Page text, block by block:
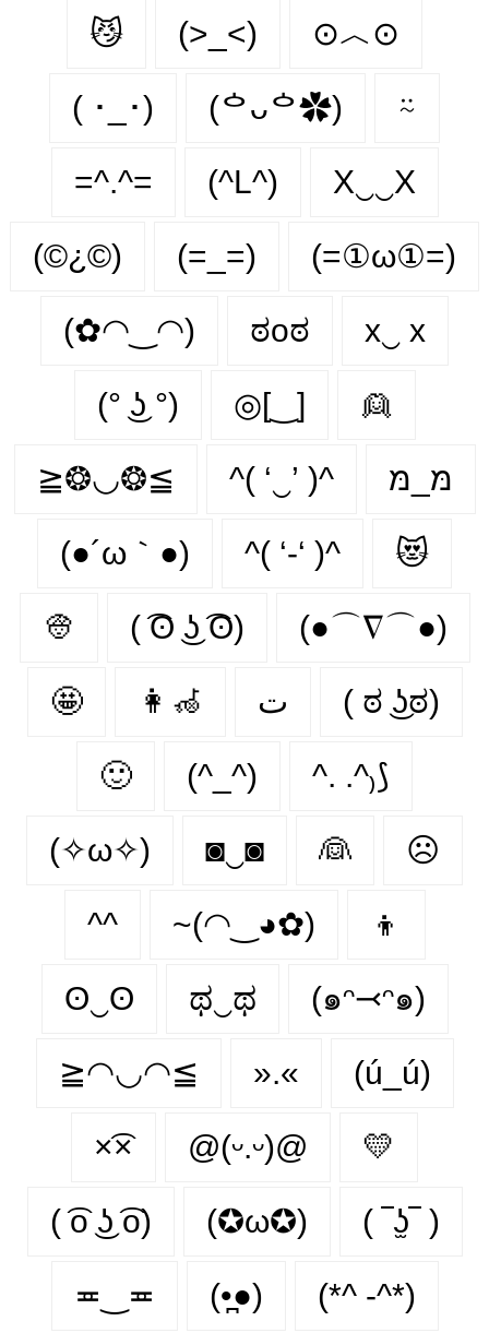
😼 (>_<) ⊙︿⊙
( ･_･) (ᅌᴗᅌ✿) ⍨
=^.^= (^L^) X‿‿X
(©¿©) (=_=) (=①ω①=)
(✿◠‿◠) ಠoಠ x‿ х
(° ͜ʖ °) ◎[‿] 👱
≧❂◡❂≦ ^( ‘‿’ )^ מּ_מּ
(●´ω｀●) ^( ‘-‘ )^ 😻
👳 ( ͡ʘ ͜ʖ ͡ʘ) (●⌒∇⌒●)
🤩 👩‍🦽‍ ت ( ಠ ͜ʖಠ)
🙂‍ (^_^) ^. .^₎⟆
(✧ω✧) ◙‿◙ 👰‍ ☹️
^^ ~(◠‿◕✿) 👦
ʘ‿ʘ ಥ‿ಥ (๑ᵔ⤙ᵔ๑)
≧◠◡◠≦ ».« (ú_ú)
×͡× @(ᵕ.ᵕ)@ 💛
( ͡o ͜ʖ ͡o) (✪ω✪) ( ‾ʖ̫‾ )
≖‿≖ (•̪●) (*^ -^*)